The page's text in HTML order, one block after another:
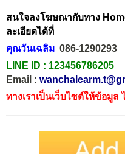
สนใจลงโฆษณากับทาง
ละเอียดได้ที่
คุณวันเฉลิม 086-1290293
LINE ID : 123456786205
Email :
ทางเราเป็นเว็บไซต์ให้ข้อมูล